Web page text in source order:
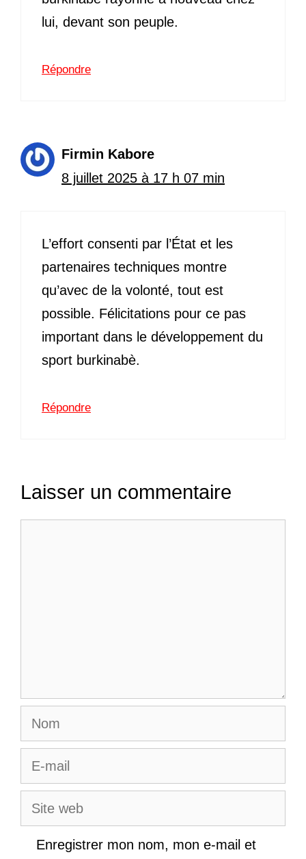
lui, devant son peuple.
Répondre
Firmin Kabore
8 juillet 2025 à 17 h 07 min
L’effort consenti par l’État et les
partenaires techniques montre
qu’avec de la volonté, tout est
possible. Félicitations pour ce pas
important dans le développement du
sport burkinabè.
Répondre
Laisser un commentaire
Nom
E-
mail
Site
web
Enregistrer mon nom, mon e-mail et